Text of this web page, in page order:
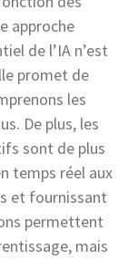
approche
de l’IA n’est
promet de
les
De plus, les
sont de plus
temps réel aux
et fournissant
permettent
mais